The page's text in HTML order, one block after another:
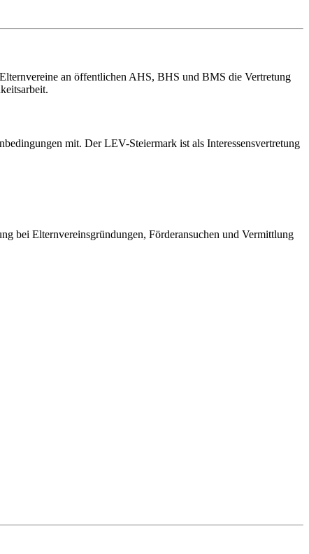
an öffentlichen AHS, BHS und BMS die Vertretung
mit. Der LEV-Steiermark ist als Interessensvertretung
bei Elternvereinsgründungen, Förderansuchen und Vermittlung